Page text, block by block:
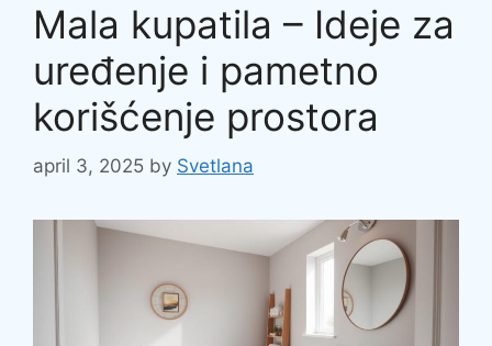
Mala kupatila – Ideje za
uređenje i pametno
korišćenje prostora
april 3, 2025 by Svetlana